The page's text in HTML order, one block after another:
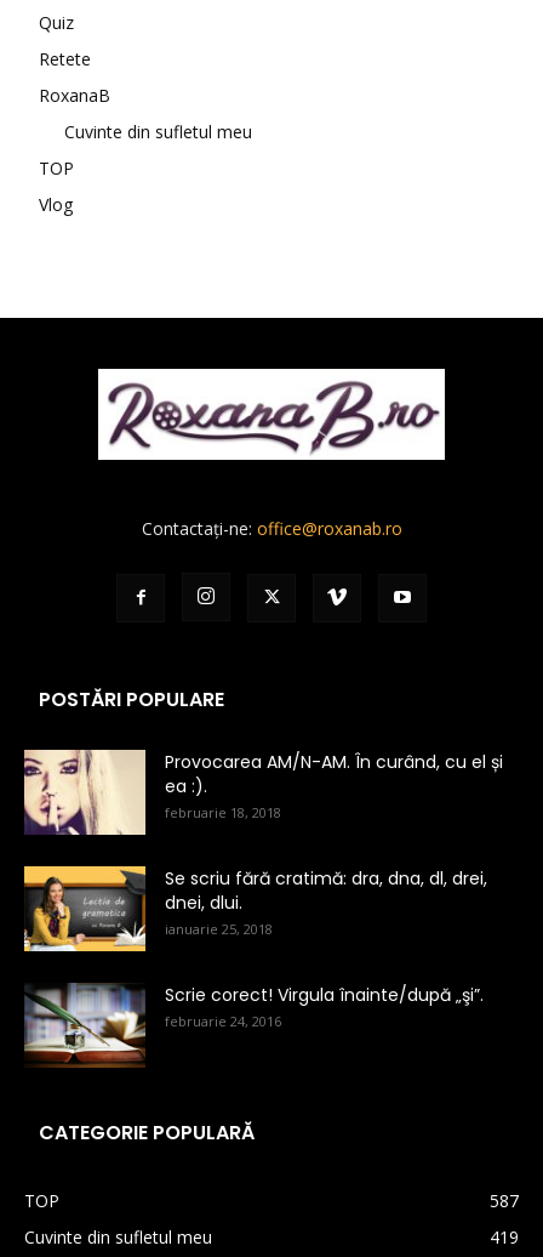
Quiz
Retete
RoxanaB
Cuvinte din sufletul meu
TOP
Vlog
Contactați-ne: office@roxanab.ro
POSTĂRI POPULARE
Provocarea AM/N-AM. În curând, cu el și
ea :).
februarie 18, 2018
Se scriu fără cratimă: dra, dna, dl, drei,
dnei, dlui.
ianuarie 25, 2018
Scrie corect! Virgula înainte/după „şi”.
februarie 24, 2016
CATEGORIE POPULARĂ
TOP
587
Cuvinte din sufletul meu
419